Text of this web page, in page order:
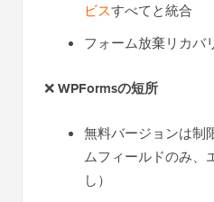
ビスすべてと統合
フォーム放棄リカバ
❌WPFormsの短所
無料バージョンは制
ムフィールドのみ、
し）